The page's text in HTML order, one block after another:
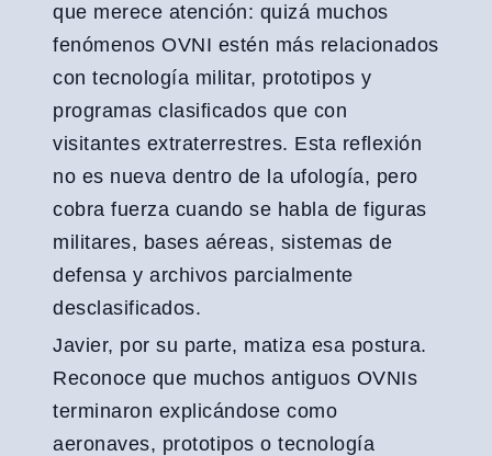
que merece atención: quizá muchos
fenómenos OVNI estén más relacionados
con tecnología militar, prototipos y
programas clasificados que con
visitantes extraterrestres. Esta reflexión
no es nueva dentro de la ufología, pero
cobra fuerza cuando se habla de figuras
militares, bases aéreas, sistemas de
defensa y archivos parcialmente
desclasificados.
Javier, por su parte, matiza esa postura.
Reconoce que muchos antiguos OVNIs
terminaron explicándose como
aeronaves, prototipos o tecnología